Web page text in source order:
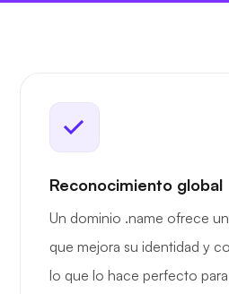
Reconocimiento global
Un dominio .name ofrece
que mejora su identidad y
lo que lo hace perfecto